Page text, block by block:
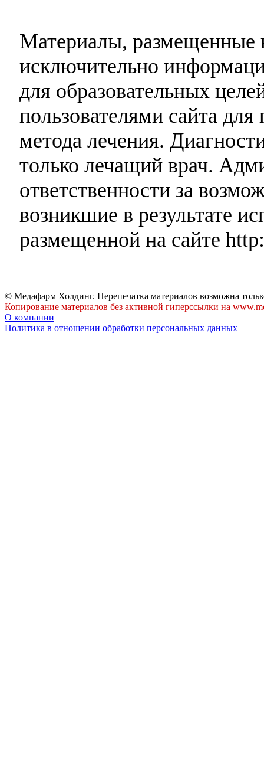
Материалы, размещенные
исключительно
для образовательных
пользователями сайта
метода лечения.
только лечащий врач.
ответственности за
возникшие в результате
размещенной на сайте
© Медафарм Холдинг. Перепечатка материалов возможна
Копирование материалов без активной гиперссылки на
О компании
Политика в отношении обработки персональных данных